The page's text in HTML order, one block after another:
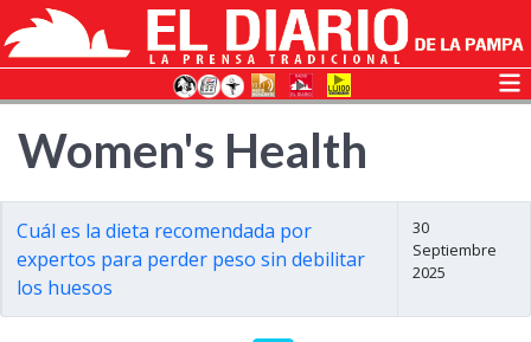
Women's Health
Cuál es la dieta recomendada por
expertos para perder peso sin debilitar
los huesos
30
Septiembre
2025